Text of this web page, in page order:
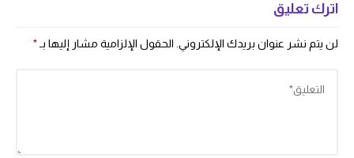
اترك تعليق
لن يتم نشر عنوان بريدك الإلكتروني. الحقول الإلزامية مشار إليها بـ*